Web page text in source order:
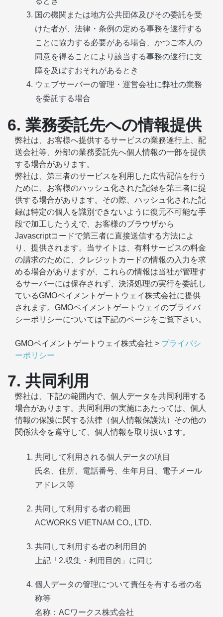
国の機関または地方公共団体及びその委託を受
けた者が、法律・条例の定める事務を遂行する
ことに協力する必要がある場合、かつご本人の
同意を得ることにより該当する事務の遂行に支
障を及ぼすおそれがあるとき
ウェブサーバーの管理・運営会社に弊社の業務
を委託する場合
6. 業務委託先への情報提供
弊社は、お客様へ提供するサービスの業務遂行上、配
送会社等、外部の業務委託先へ個人情報の一部を提供
する場合があります。
弊社は、第三者のサービスを利用した広告配信を行う
ために、お客様のハッシュ化された記録を第三者に提
供する場合があります。その際、ハッシュ化された記
録は特定の個人を識別できないように復元不可能な手
段で加工したうえで、お客様のブラウザから
Javascriptコードで第三者に直接送信する方法によ
り、提供されます。当サイトは、有料サービスの料金
の請求のために、クレジットカードの情報の入力を求
める場合がありますが、これらの情報は当社が管理す
るサーバーには保存されず、決済処理の実行を委託し
ているGMOペイメントゲートウェイ株式会社に提供
されます。GMOペイメントゲートウェイのプライバ
シーポリシーについては下記のページをご覧下さい。
GMOペイメントゲートウェイ株式会社 > プライバシ
ーポリシー
7. 共同利用
弊社は、下記の範囲内で、個人データを共同利用する
場合があります。共同利用の実施にあたっては、個人
情報の保護に関する法律（個人情報保護法）その他の
関係法令を遵守して、個人情報を取り扱います。
共同して利用される個人データの項目
氏名、住所、電話番号、生年月日、電子メール
アドレス等
共同して利用する者の範囲
ACWORKS VIETNAM CO., LTD.
共同して利用する者の利用目的
上記「2.収集・利用目的」に同じ
個人データの管理について責任を有する者の名
称等
名称：ACワークス株式会社